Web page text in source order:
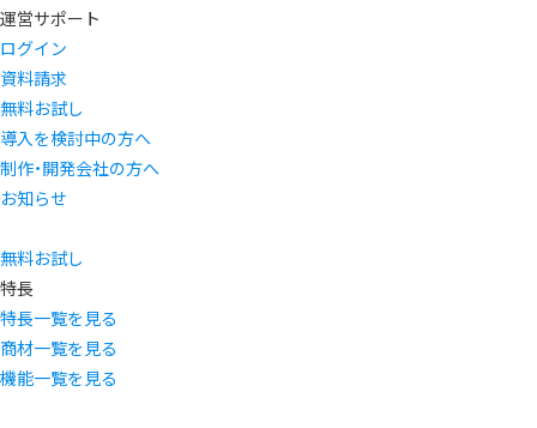
運営サポート
ログイン
資料請求
無料お試し
導入を検討中の方へ
制作・開発会社の方へ
お知らせ
無料お試し
特長
特長一覧を見る
商材一覧を見る
機能一覧を見る